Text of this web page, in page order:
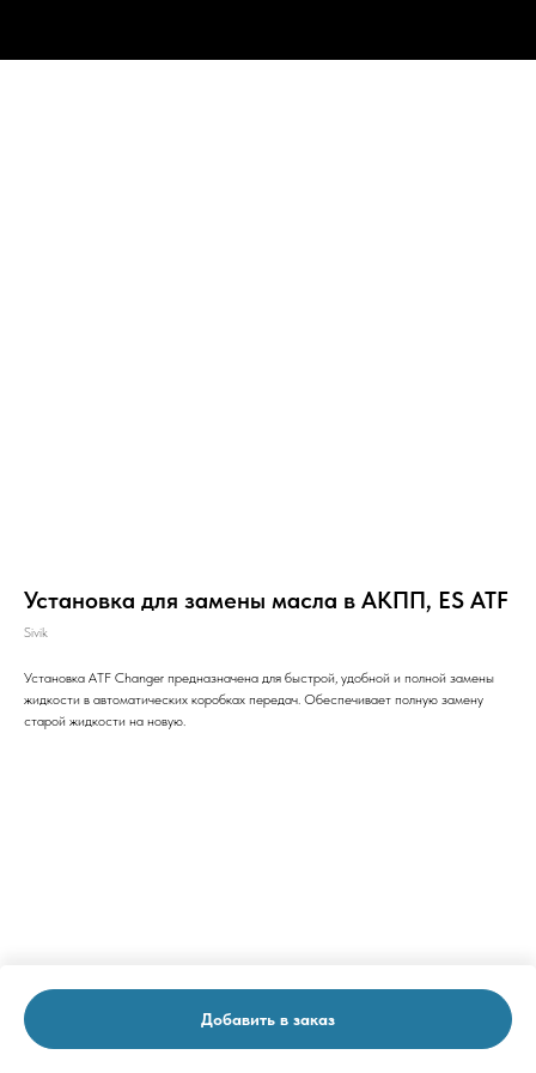
Установка для замены масла в АКПП, ES ATF
Sivik
Добавить в заказ
Установка ATF Changer предназначена для быстрой, удобной и полной замены
жидкости в автоматических коробках передач. Обеспечивает полную замену
старой жидкости на новую.